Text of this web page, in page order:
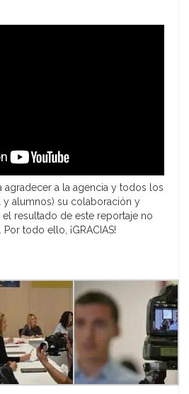
agradecer a la agencia y todos los
y alumnos) su colaboración y
el resultado de este reportaje no
todo ello, ¡GRACIAS!